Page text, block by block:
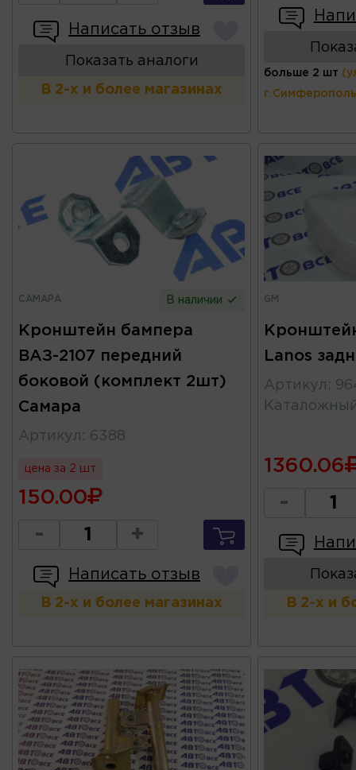
Написать отзыв
Показать аналоги
В 2-х и более магазинах
больше 2 шт
САМАРА В наличии
Кронштейн бампера
ВАЗ-2107 передний
боковой (комплект 2шт)
Самара
Артикул : 6388
цена за 2 шт
150.00
- +
Написать отзыв
В 2-х и более магазинах
GM
Lanos
Артикул :
1360.06
-
В 2-х и